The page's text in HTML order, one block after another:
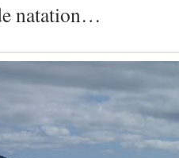
natation…